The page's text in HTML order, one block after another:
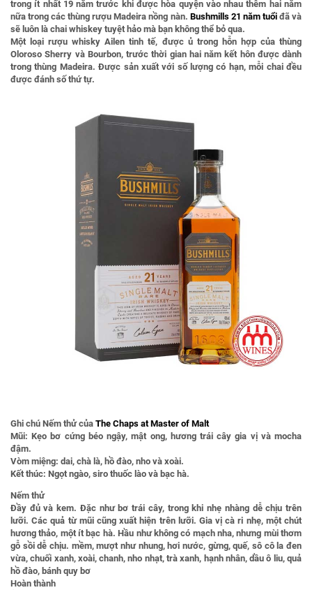
trong ít nhất 19 năm trước khi được hòa quyện vào nhau thêm hai năm
nữa trong các thùng rượu Madeira nồng nàn. Bushmills 21 năm tuổiđã và
sẽ luôn là chai whiskey tuyệt hảo mà bạn không thể bỏ qua.
Một loại rượu whisky Ailen tinh tế, được ủ trong hỗn hợp của thùng
Oloroso Sherry và Bourbon, trước thời gian hai năm kết hôn được dành
trong thùng Madeira. Được sản xuất với số lượng có hạn, mỗi chai đều
được đánh số thứ tự.
Ghi chú Nếm thử của The Chaps at Master of Malt
Mũi:Kẹo bơ cứng béo ngậy, mật ong, hương trái cây gia vị và mocha
đậm.
Vòm miệng: dai, chà là, hồ đào, nho và xoài.
Kết thúc: Ngọt ngào, siro thuốc lào và bạc hà.
Nếm thử
Đầy đủ và kem. Đặc như bơ trái cây, trong khi nhẹ nhàng dễ chịu trên
lưỡi. Các quả từ mũi cũng xuất hiện trên lưỡi. Gia vị cà ri nhẹ, một chút
hương thảo, một ít bạc hà. Hầu như không có mạch nha, nhưng mùi thơm
gỗ sồi dễ chịu. mềm, mượt như nhung, hơi nước, gừng, quế, sô cô la đen
vừa, chuối xanh, xoài, chanh, nho nhạt, trà xanh, hạnh nhân, dầu ô liu, quả
hồ đào, bánh quy bơ
Hoàn thành